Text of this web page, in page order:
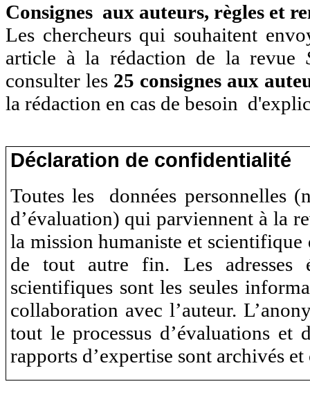
Consignes aux auteurs, règles et
Les chercheurs qui souhaitent
article à la rédaction de la revue
consulter les 25 consignes aux
la rédaction en cas de besoin
Déclaration de confidentialité
Toutes les données personnelles
d’évaluation) qui parviennent à la
la mission humaniste et
de tout autre fin. Les adresses
scientifiques sont les seules
collaboration avec l’auteur.
tout le processus d’évaluations et
rapports d’expertise sont archivés